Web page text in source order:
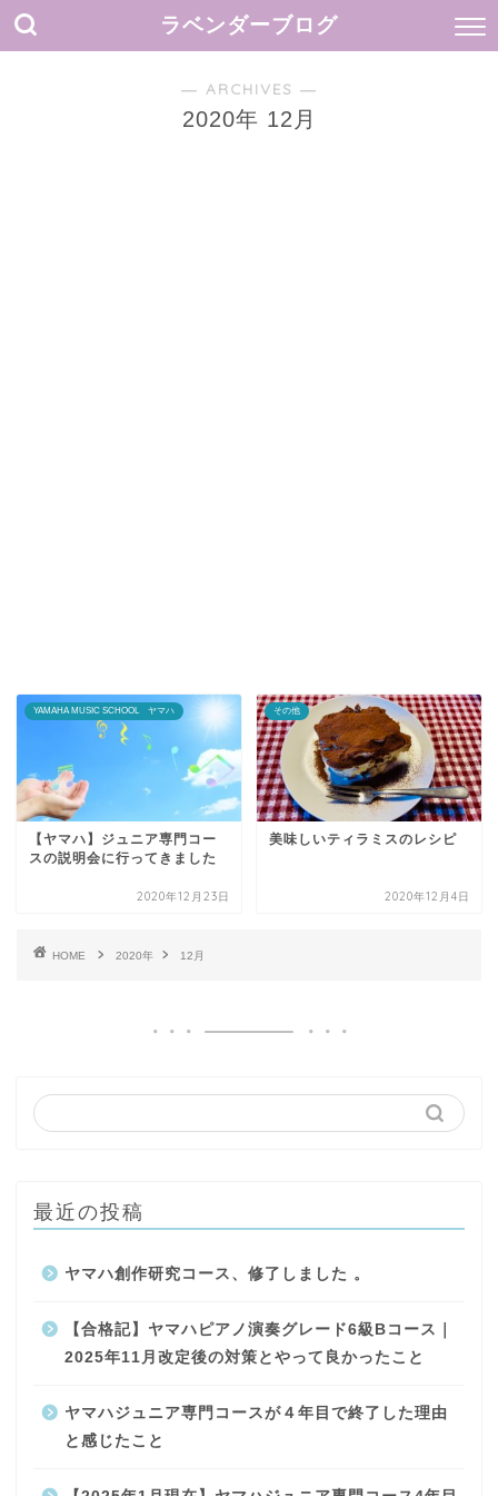
ラベンダーブログ
― ARCHIVES ―
2020年 12月
YAMAHA MUSIC SCHOOL ヤマハ
【ヤマハ】ジュニア専門コー
スの説明会に行ってきました
2020年12月23日
その他
美味しいティラミスのレシピ
2020年12月4日
HOME 2020年 12月
最近の投稿
ヤマハ創作研究コース、修了しました 。
【合格記】ヤマハピアノ演奏グレード6級Bコース｜
2025年11月改定後の対策とやって良かったこと
ヤマハジュニア専門コースが４年目で終了した理由
と感じたこと